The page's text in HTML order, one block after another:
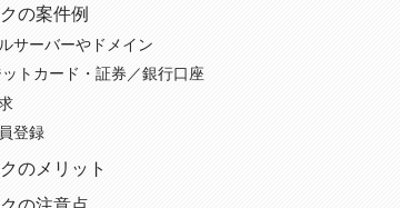
の案件例
サーバーやドメイン
トカード・証券／銀行口座
登録
のメリット